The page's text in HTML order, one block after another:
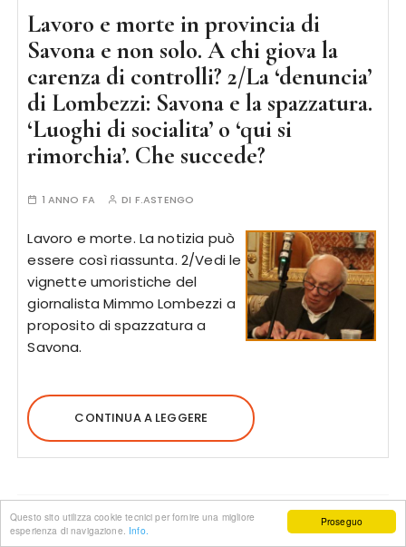
Proseguo
Questo sito utilizza cookie tecnici per fornire una migliore
esperienza di navigazione. Info.
Lavoro e morte in provincia di
Savona e non solo. A chi giova la
carenza di controlli? 2/La ‘denuncia’
di Lombezzi: Savona e la spazzatura.
‘Luoghi di socialita’ o ‘qui si
rimorchia’. Che succede?
1 ANNO FA DI F.ASTENGO
Lavoro e morte. La notizia può
essere così riassunta. 2/Vedi le
vignette umoristiche del
giornalista Mimmo Lombezzi a
proposito di spazzatura a
Savona.
CONTINUA A LEGGERE